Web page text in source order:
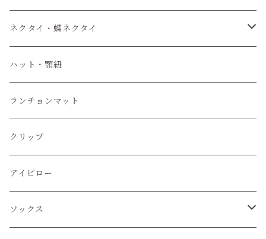
ネクタイ・蝶ネクタイ
ワンタッチネクタイ
蝶ネクタイ
ハット・顎紐
ランチョンマット
クリップ
アイピロー
ソックス